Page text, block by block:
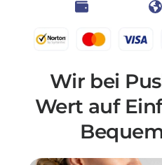
Wir bei
Wert auf